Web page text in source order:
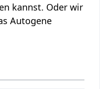
kannst. Oder wir
Autogene